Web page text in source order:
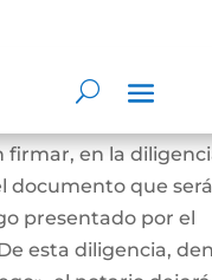
– Personas que
de personas que
firmar, en la
documento que
presentado por el
esta diligencia,